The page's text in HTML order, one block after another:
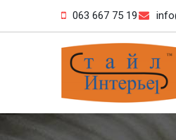
063 667 75 19